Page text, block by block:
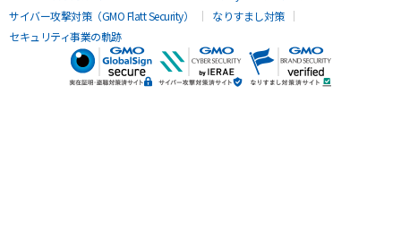
サイバー攻撃対策（GMO Flatt Security）
なりすまし対策
セキュリティ事業の軌跡